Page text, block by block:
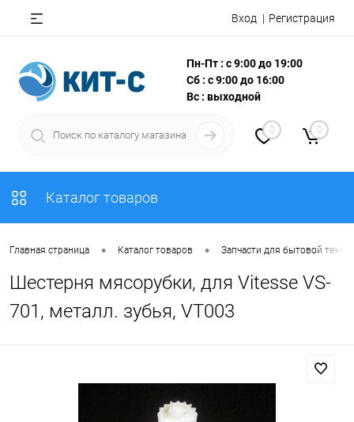
Вход Регистрация
Пн-Пт : с 9:00 до 19:00
Сб : с 9:00 до 16:00
Вс : выходной
0 0
Каталог товаров
Главная страница • Каталог товаров • Запчасти для бытовой
Шестерня мясорубки, для Vitesse VS-
701, металл. зубья, VT003